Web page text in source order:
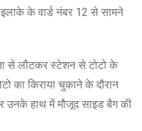
इलाके के वार्ड नंबर 12 से सामने
से लौटकर स्टेशन से टोटो के
का किराया चुकाने के दौरान
हाथ में मौजूद साइड बैग की